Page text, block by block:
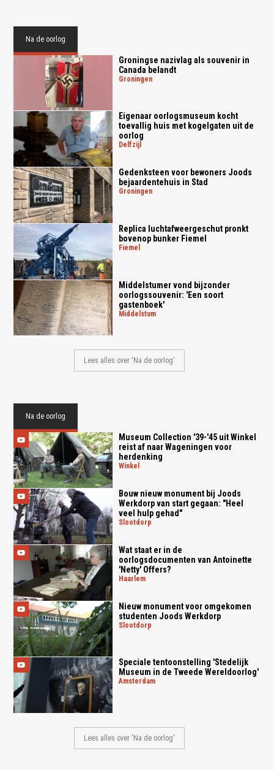
Na de oorlog
Groningse nazivlag als souvenir in
Canada belandt
groningen
Eigenaar oorlogsmuseum kocht
toevallig huis met kogelgaten uit de
oorlog
delfzijl
Gedenksteen voor bewoners Joods
bejaardentehuis in Stad
groningen
Replica luchtafweergeschut pronkt
bovenop bunker Fiemel
fiemel
Middelstumer vond bijzonder
oorlogssouvenir: 'Een soort
gastenboek'
middelstum
Lees alles over 'Na de oorlog'
Na de oorlog
Museum Collection '39-'45 uit Winkel
reist af naar Wageningen voor
herdenking
winkel
Bouw nieuw monument bij Joods
Werkdorp van start gegaan: "Heel
veel hulp gehad"
slootdorp
Wat staat er in de
oorlogsdocumenten van Antoinette
'Netty' Offers?
haarlem
Nieuw monument voor omgekomen
studenten Joods Werkdorp
slootdorp
Speciale tentoonstelling 'Stedelijk
Museum in de Tweede Wereldoorlog'
amsterdam
Lees alles over 'Na de oorlog'